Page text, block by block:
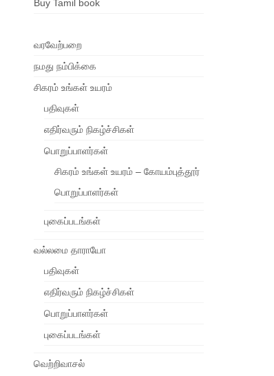
Buy Tamil book
வரவேற்பறை
நமது நம்பிக்கை
சிகரம் உங்கள் உயரம்
பதிவுகள்
எதிர்வரும் நிகழ்ச்சிகள்
பொறுப்பாளர்கள்
சிகரம் உங்கள் உயரம் – கோயம்புத்தூர்
பொறுப்பாளர்கள்
புகைப்படங்கள்
வல்லமை தாராயோ
பதிவுகள்
எதிர்வரும் நிகழ்ச்சிகள்
பொறுப்பாளர்கள்
புகைப்படங்கள்
வெற்றிவாசல்